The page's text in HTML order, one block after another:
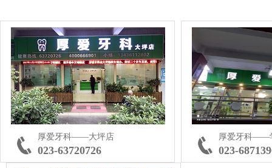
厚爱牙科——大坪店
023-63720726
厚爱牙科——
023-